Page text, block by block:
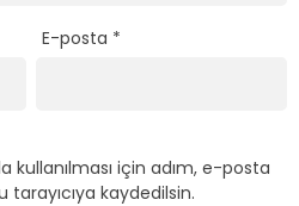
E-posta *
kullanılması için adım, e-posta
kaydedilsin.